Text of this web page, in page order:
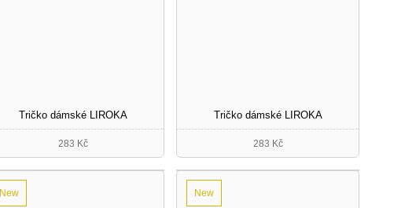
Tričko dámské LIROKA
283 Kč
Tričko dámské LIROKA
283 Kč
New New